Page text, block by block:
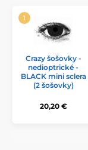
Crazy šošovky -
nedioptrické -
BLACK mini sclera
(2 šošovky)
20,20 €